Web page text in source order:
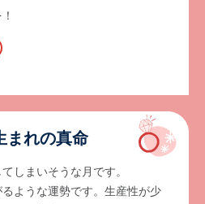
まれの真命
しまいそうな月です。
ような運勢です。生産性が少